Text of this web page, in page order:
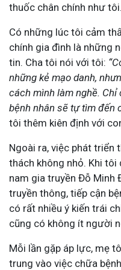
thuốc chân chính như tôi.
Có những lúc tôi cảm
chính gia đình là những
tin. Cha tôi nói với tôi:
những kẻ mạo danh,
cách mình làm nghề.
bệnh nhân sẽ tự tìm đến
tôi thêm kiên định với
Ngoài ra, việc phát
thách không nhỏ. Khi
nam gia truyền Đỗ Minh
truyền thông, tiếp cận
có rất nhiều ý kiến trái
cũng có không ít người
Mỗi lần gặp áp lực, mẹ
trung vào việc chữa